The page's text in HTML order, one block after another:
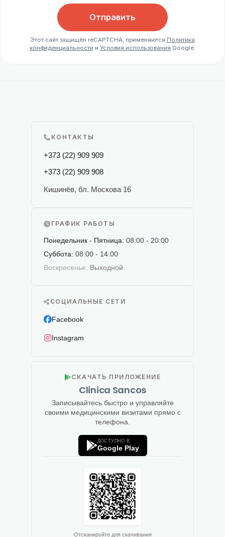
Отправить
Этот сайт защищён reCAPTCHA, применяются Политика
конфиденциальности и Условия использования Google.
КОНТАКТЫ
+373 (22) 909 909
+373 (22) 909 908
Кишинёв, бл. Москова 16
ГРАФИК РАБОТЫ
Понедельник - Пятница: 08:00 - 20:00
Суббота: 08:00 - 14:00
Воскресенье: Выходной
СОЦИАЛЬНЫЕ СЕТИ
Facebook
Instagram
СКАЧАТЬ ПРИЛОЖЕНИЕ
Clinica Sancos
Записывайтесь быстро и управляйте
своими медицинскими визитами прямо с
телефона.
ДОСТУПНО В
Google Play
Отсканируйте для скачивания